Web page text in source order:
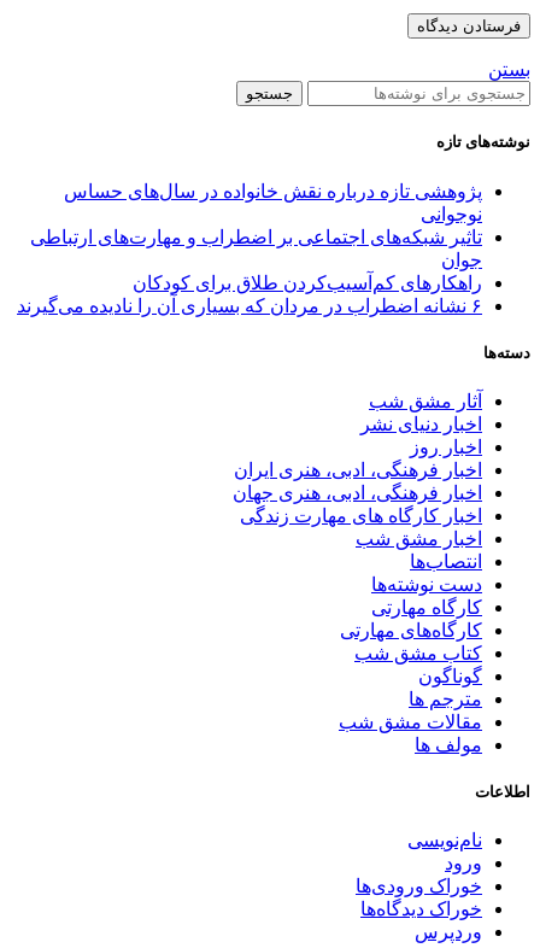
بستن
جستجو
نوشته‌های تازه
پژوهشی تازه درباره نقش خانواده در سال‌های حساس
نوجوانی
تاثیر شبکه‌های اجتماعی بر اضطراب و مهارت‌های ارتباطی
جوان
راهکارهای کم‌آسیب‌کردن طلاق برای کودکان
۶ نشانه اضطراب در مردان که بسیاری آن را نادیده می‌گیرند
دسته‌ها
آثار مشق شب
اخبار دنیای نشر
اخبار روز
اخبار فرهنگی، ادبی، هنری ایران
اخبار فرهنگی، ادبی، هنری جهان
اخبار کارگاه های مهارت زندگی
اخبار مشق شب
انتصاب‌ها
دست نوشته‌ها
کارگاه مهارتی
کارگاه‌های مهارتی
کتاب مشق شب
گوناگون
مترجم ها
مقالات مشق شب
مولف ها
اطلاعات
نام‌نویسی
ورود
خوراک ورودی‌ها
خوراک دیدگاه‌ها
وردپرس